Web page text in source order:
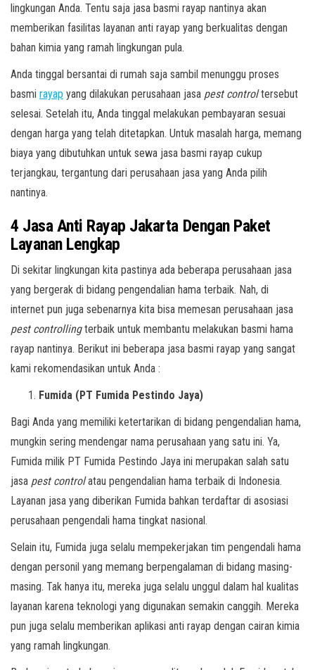
lingkungan Anda. Tentu saja jasa basmi rayap nantinya akan
memberikan fasilitas layanan anti rayap yang berkualitas dengan
bahan kimia yang ramah lingkungan pula.
Anda tinggal bersantai di rumah saja sambil menunggu proses
basmi rayap yang dilakukan perusahaan jasa pest controltersebut
selesai. Setelah itu, Anda tinggal melakukan pembayaran sesuai
dengan harga yang telah ditetapkan. Untuk masalah harga, memang
biaya yang dibutuhkan untuk sewa jasa basmi rayap cukup
terjangkau, tergantung dari perusahaan jasa yang Anda pilih
nantinya.
4 Jasa Anti Rayap Jakarta Dengan Paket
Layanan Lengkap
Di sekitar lingkungan kita pastinya ada beberapa perusahaan jasa
yang bergerak di bidang pengendalian hama terbaik. Nah, di
internet pun juga sebenarnya kita bisa memesan perusahaan jasa
pest controllingterbaik untuk membantu melakukan basmi hama
rayap nantinya. Berikut ini beberapa jasa basmi rayap yang sangat
kami rekomendasikan untuk Anda :
Fumida (PT Fumida Pestindo Jaya)
Bagi Anda yang memiliki ketertarikan di bidang pengendalian hama,
mungkin sering mendengar nama perusahaan yang satu ini. Ya,
Fumida milik PT Fumida Pestindo Jaya ini merupakan salah satu
jasa pest controlatau pengendalian hama terbaik di Indonesia.
Layanan jasa yang diberikan Fumida bahkan terdaftar di asosiasi
perusahaan pengendali hama tingkat nasional.
Selain itu, Fumida juga selalu mempekerjakan tim pengendali hama
dengan personil yang memang berpengalaman di bidang masing-
masing. Tak hanya itu, mereka juga selalu unggul dalam hal kualitas
layanan karena teknologi yang digunakan semakin canggih. Mereka
pun juga selalu memberikan aplikasi anti rayap dengan cairan kimia
yang ramah lingkungan.